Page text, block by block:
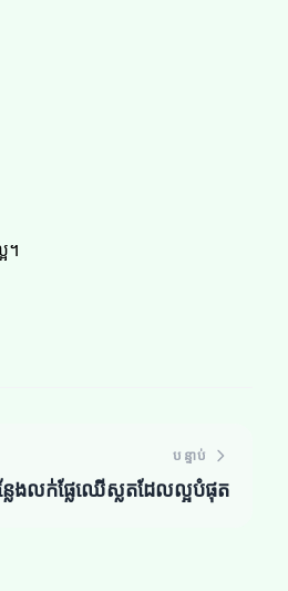
។
បន្ទាប់
លែងលក់ផ្លែឈើស្លតដែលល្អបំផុត